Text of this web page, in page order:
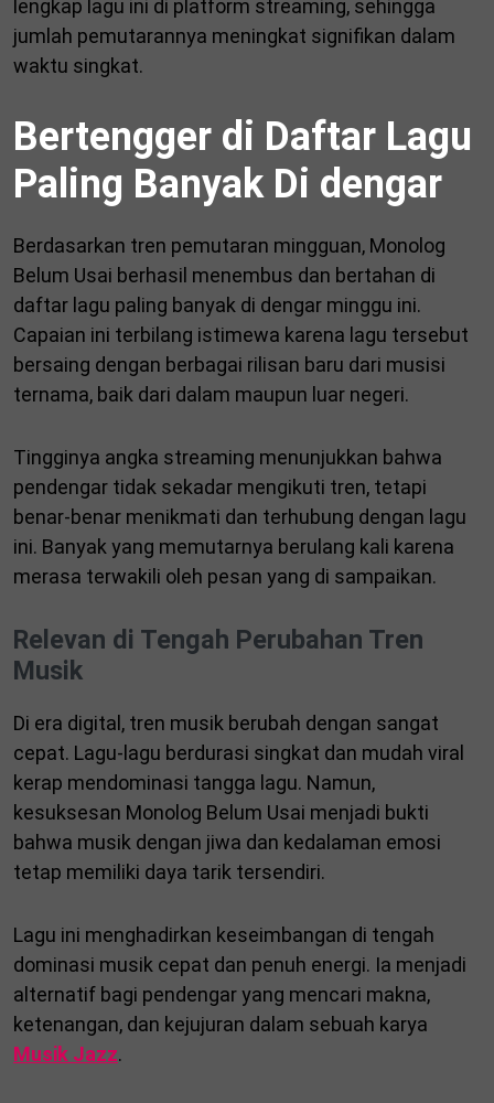
lengkap lagu ini di platform streaming, sehingga
jumlah pemutarannya meningkat signifikan dalam
waktu singkat.
Bertengger di Daftar Lagu
Paling Banyak Di dengar
Berdasarkan tren pemutaran mingguan, Monolog
Belum Usai berhasil menembus dan bertahan di
daftar lagu paling banyak di dengar minggu ini.
Capaian ini terbilang istimewa karena lagu tersebut
bersaing dengan berbagai rilisan baru dari musisi
ternama, baik dari dalam maupun luar negeri.
Tingginya angka streaming menunjukkan bahwa
pendengar tidak sekadar mengikuti tren, tetapi
benar-benar menikmati dan terhubung dengan lagu
ini. Banyak yang memutarnya berulang kali karena
merasa terwakili oleh pesan yang di sampaikan.
Relevan di Tengah Perubahan Tren
Musik
Di era digital, tren musik berubah dengan sangat
cepat. Lagu-lagu berdurasi singkat dan mudah viral
kerap mendominasi tangga lagu. Namun,
kesuksesan Monolog Belum Usai menjadi bukti
bahwa musik dengan jiwa dan kedalaman emosi
tetap memiliki daya tarik tersendiri.
Lagu ini menghadirkan keseimbangan di tengah
dominasi musik cepat dan penuh energi. Ia menjadi
alternatif bagi pendengar yang mencari makna,
ketenangan, dan kejujuran dalam sebuah karya
Musik Jazz.